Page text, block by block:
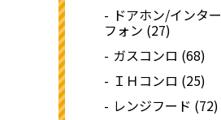
ドアホン/インター
フォン (27)
ガスコンロ (68)
ＩＨコンロ (25)
レンジフード (72)